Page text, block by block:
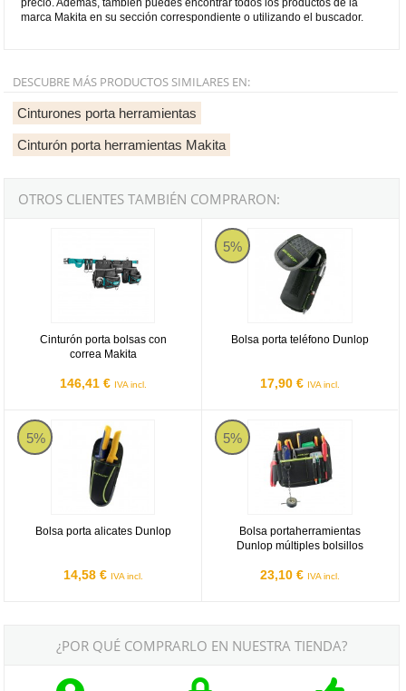
marca Makita en su sección correspondiente o utilizando el buscador.
DESCUBRE MÁS PRODUCTOS SIMILARES EN:
Cinturones porta herramientas
Cinturón porta herramientas Makita
OTROS CLIENTES TAMBIÉN COMPRARON:
Cinturón porta bolsas con
correa Makita
146,41 € IVA incl.
Cinturón porta bolsas con correa Makita
5%
Bolsa porta teléfono Dunlop
17,90 € IVA incl.
Dunlop PS-215
5%
Bolsa porta alicates Dunlop
14,58 € IVA incl.
Dunlop PS-175
5%
Bolsa portaherramientas
Dunlop múltiples bolsillos
23,10 € IVA incl.
Dunlop PS-205
¿POR QUÉ COMPRARLO EN NUESTRA TIENDA?